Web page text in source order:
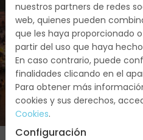
nuestros partners de redes
web, quienes pueden
que les haya proporcionado
partir del uso que haya
En caso contrario, puede
finalidades clicando en el
Para obtener más
cookies y sus derechos,
Cookies.
Configuración